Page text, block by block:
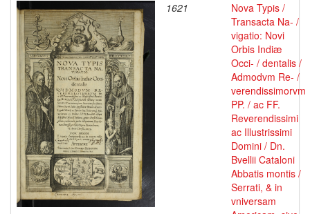
1621
Nova Typis /
Transacta Na- /
vigatio: Novi
Orbis Indiæ
Occi- / dentalis /
Admodvm Re- /
verendissimorvm
PP. / ac FF.
Reverendissimi
ac Illustrissimi
Domini / Dn.
Bvellii Cataloni
Abbatis montis /
Serrati, & in
vniversam